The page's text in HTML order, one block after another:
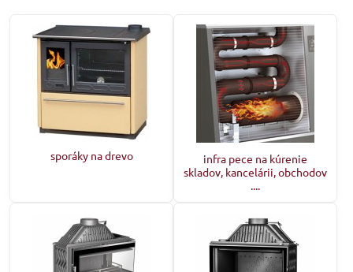
sporáky na drevo
infra pece na kúrenie
skladov, kancelárii, obchodov
....